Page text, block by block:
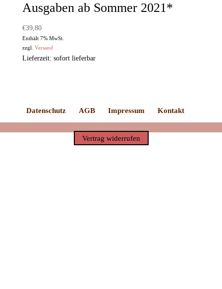
Ausgaben ab Sommer 2021*
€39,80
Enthält 7% MwSt.
zzgl. Versand
Lieferzeit: sofort lieferbar
Datenschutz AGB Impressum Kontakt
Vertrag widerrufen